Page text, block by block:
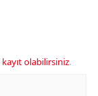
kayıt olabilirsiniz.